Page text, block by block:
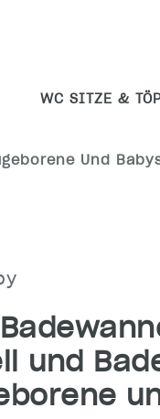
WC SITZE &
Und
und